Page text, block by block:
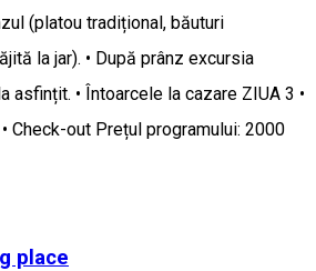
(platou tradițional, băuturi
la jar). • După prânz excursia
asfințit. • Întoarcele la cazare ZIUA 3 •
Check-out Prețul programului: 2000
place